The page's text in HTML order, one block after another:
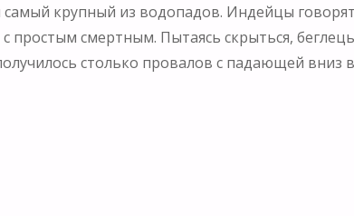
самый крупный из водопадов. Индейцы
простым смертным. Пытаясь скрыться,
столько провалов с падающей